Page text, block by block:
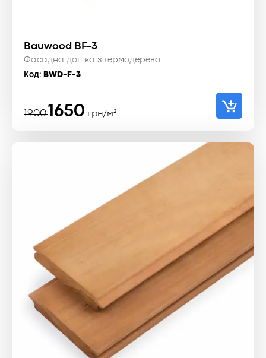
Bauwood BF-3
Фасадна дошка з термодерева
Код: BWD-F-3
1900
Оригінальна
1900 ₴.
1650
Поточна
1650 ₴.
грн/м²